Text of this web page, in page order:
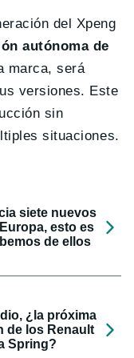
del Xpeng
autónoma de
marca, será
versiones. Este
sin
situaciones.
siete nuevos
esto es
de ellos
¿la próxima
de los Renault
Spring?